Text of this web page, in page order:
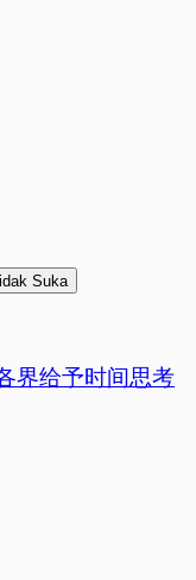
Suka
界给予时间思考